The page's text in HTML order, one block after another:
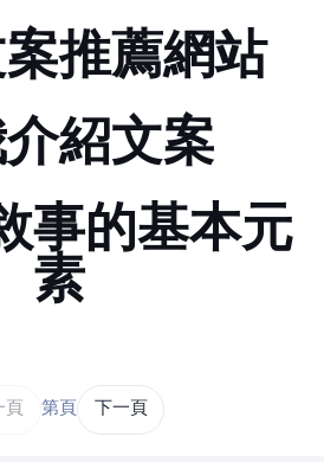
推薦網站
介紹文案
事的基本元
素
頁 第 1 / 43 頁 下一頁